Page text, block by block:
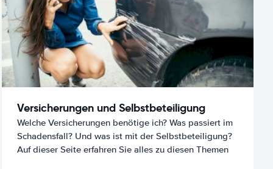
Versicherungen und Selbstbeteiligung
Welche Versicherungen benötige ich? Was passiert im
Schadensfall? Und was ist mit der Selbstbeteiligung?
Auf dieser Seite erfahren Sie alles zu diesen Themen